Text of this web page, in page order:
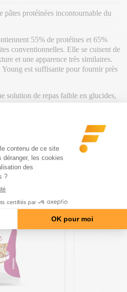
pâtes protéinées incontournable du
55% de protéines et 65%
conventionnelles. Elle se cuisent de
et une apparence très similaires.
est suffisante pour fournir près
solution de repas faible en glucides,
MÊME